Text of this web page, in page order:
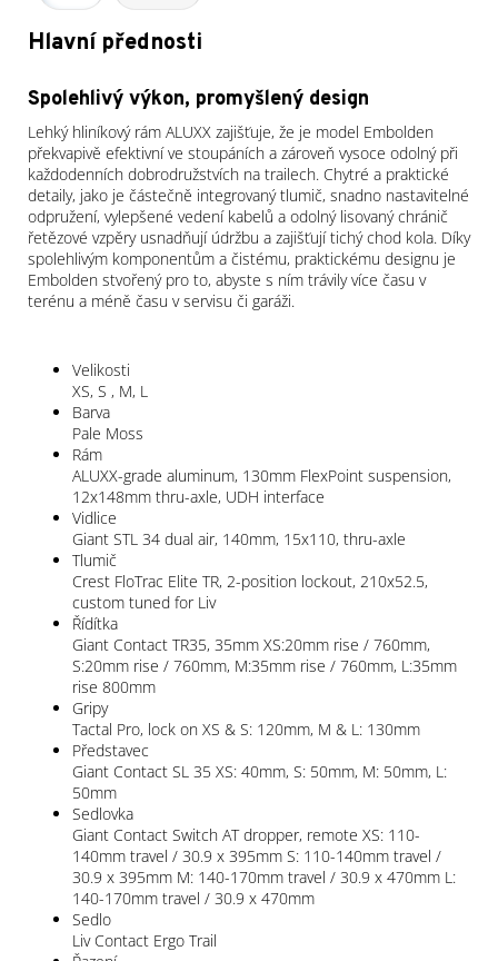
Hlavní přednosti
Spolehlivý výkon, promyšlený design
Lehký hliníkový rám ALUXX zajišťuje, že je model Embolden
překvapivě efektivní ve stoupáních a zároveň vysoce odolný při
každodenních dobrodružstvích na trailech. Chytré a praktické
detaily, jako je částečně integrovaný tlumič, snadno nastavitelné
odpružení, vylepšené vedení kabelů a odolný lisovaný chránič
řetězové vzpěry usnadňují údržbu a zajišťují tichý chod kola. Díky
spolehlivým komponentům a čistému, praktickému designu je
Embolden stvořený pro to, abyste s ním trávily více času v
terénu a méně času v servisu či garáži.
Velikosti
XS, S , M, L
Barva
Pale Moss
Rám
ALUXX-grade aluminum, 130mm FlexPoint suspension,
12x148mm thru-axle, UDH interface
Vidlice
Giant STL 34 dual air, 140mm, 15x110, thru-axle
Tlumič
Crest FloTrac Elite TR, 2-position lockout, 210x52.5,
custom tuned for Liv
Řídítka
Giant Contact TR35, 35mm XS:20mm rise / 760mm,
S:20mm rise / 760mm, M:35mm rise / 760mm, L:35mm
rise 800mm
Gripy
Tactal Pro, lock on XS & S: 120mm, M & L: 130mm
Představec
Giant Contact SL 35 XS: 40mm, S: 50mm, M: 50mm, L:
50mm
Sedlovka
Giant Contact Switch AT dropper, remote XS: 110-
140mm travel / 30.9 x 395mm S: 110-140mm travel /
30.9 x 395mm M: 140-170mm travel / 30.9 x 470mm L:
140-170mm travel / 30.9 x 470mm
Sedlo
Liv Contact Ergo Trail